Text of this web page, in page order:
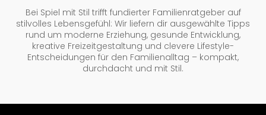
Bei Spiel mit Stil trifft fundierter Familienratgeber auf
stilvolles Lebensgefühl: Wir liefern dir ausgewählte Tipps
rund um moderne Erziehung, gesunde Entwicklung,
kreative Freizeitgestaltung und clevere Lifestyle-
Entscheidungen für den Familienalltag – kompakt,
durchdacht und mit Stil.